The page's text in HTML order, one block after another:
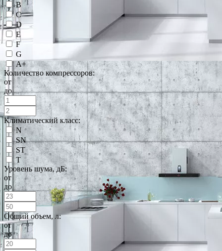
B
C
D
E
F
G
А+
Количество компрессоров:
от
до
Климатический класс:
N
SN
ST
T
Уровень шума, дБ:
от
до
Общий объем, л:
от
до